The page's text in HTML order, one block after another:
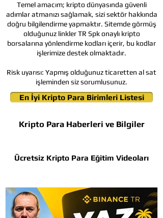
Ücretsiz Kripto Para Eğitim Videoları
Kripto Para Haberleri ve Bilgiler
En İyi Kripto Para Birimleri Listesi
Temel amacım; kripto dünyasında güvenli
adımlar atmanızı sağlamak, sizi sektör hakkında
doğru bilgilendirme yapmaktır. Sitemde görmüş
olduğunuz linkler TR Spk onaylı kripto
borsalarına yönlendirme kodları içerir, bu kodlar
işlerimize destek olmaktadır.
Risk uyarısı: Yapmış olduğunuz ticaretten al sat
işleminden siz sorumlusunuz.